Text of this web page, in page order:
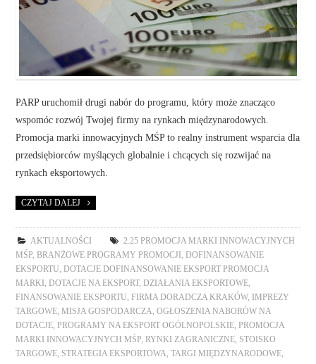
PARP uruchomił drugi nabór do programu, który może znacząco
wspomóc rozwój Twojej firmy na rynkach międzynarodowych.
Promocja marki innowacyjnych MŚP to realny instrument wsparcia dla
przedsiębiorców myślących globalnie i chcących się rozwijać na
rynkach eksportowych.
CZYTAJ DALEJ
AKTUALNOŚCI
2.25 PROMOCJA MARKI INNOWACYJNYCH
MŚP
BRANŻOWE PROGRAMY PROMOCJI
DOFINANSOWANIE
EKSPORTU
DOTACJE DOFINANSOWANIE EKSPORT PROMOCJA
MARKI
DOTACJE NA EKSPORT, DZIAŁANIA EKSPORTOWE
FINANSOWANIE EKSPORTU
FIRMA DORADCZA KRAKÓW,
IMPREZY
TARGOWE
MISJA GOSPODARCZA ,OGŁOSZENIA NABORÓW NA
DOTACJE
PROGRAMY NA EKSPORT OGÓLNOPOLSKIE
PROMOCJA
MARKI INNOWACYJNYCH MŚP
RYNKI ZAGRANICZNE STOISKO
TARGOWE STRATEGIA EKSPORTOWA ,TARGI MIĘDZYNARODOWE